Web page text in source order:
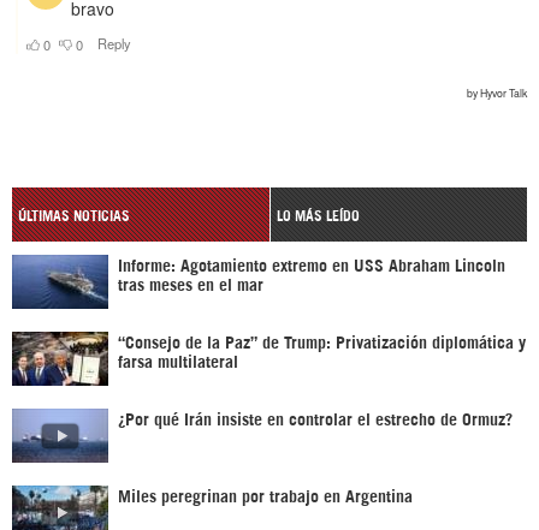
ÚLTIMAS NOTICIAS LO MÁS LEÍDO
Informe: Agotamiento extremo en USS Abraham Lincoln
tras meses en el mar
“Consejo de la Paz” de Trump: Privatización diplomática y
farsa multilateral
¿Por qué Irán insiste en controlar el estrecho de Ormuz?
Miles peregrinan por trabajo en Argentina